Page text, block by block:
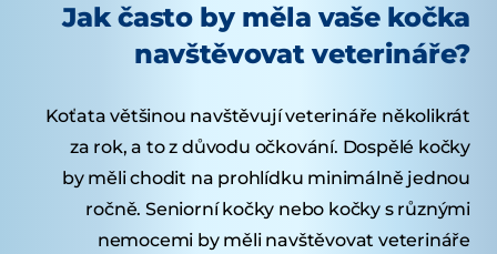
Jak často by měla vaše kočka
navštěvovat veterináře?
Koťata většinou navštěvují veterináře několikrát
za rok, a to z důvodu očkování. Dospělé kočky
by měli chodit na prohlídku minimálně jednou
ročně. Seniorní kočky nebo kočky s různými
nemocemi by měli navštěvovat veterináře